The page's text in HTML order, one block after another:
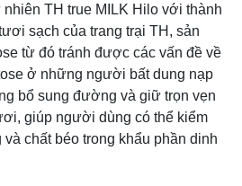
TH true MILK Hilo với thành
sạch của trang trại TH, sản
từ đó tránh được các vấn đề về
ở những người bất dung nạp
bổ sung đường và giữ trọn vẹn
giúp người dùng có thể kiểm
chất béo trong khẩu phần dinh